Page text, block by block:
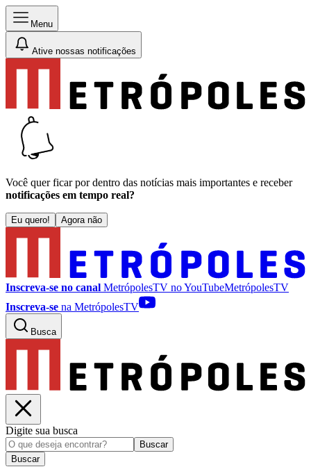
Menu
Ative nossas notificações
Você quer ficar por dentro das notícias mais importantes e receber
notificações em tempo real?
Eu quero! Agora não
Inscreva-se no canal MetrópolesTV noYouTubeMetrópolesTV
Inscreva-se na MetrópolesTV
Busca
Digite sua busca
Buscar
Buscar